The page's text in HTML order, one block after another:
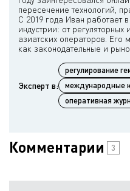
пересечение технологий,
С 2019 года Иван работает
индустрии: от
азиатских операторов. Его
Эксперт в:
регулирование
международные
оперативная
Комментарии 3